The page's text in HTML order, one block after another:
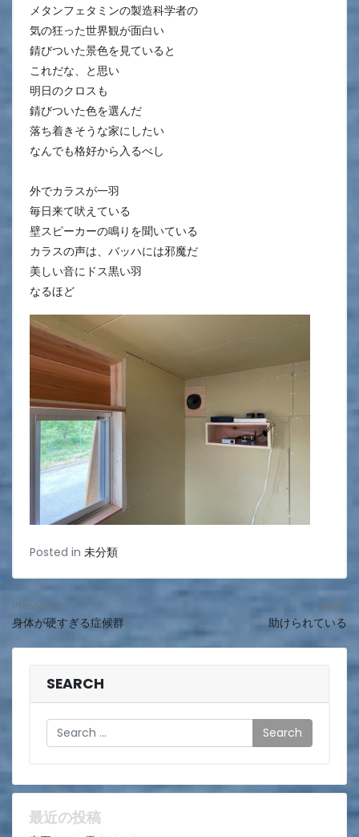
メタンフェタミンの製造科学者の
気の狂った世界観が面白い
錆びついた景色を見ていると
これだな、と思い
明日のクロスも
錆びついた色を選んだ
落ち着きそうな家にしたい
なんでも格好から入るべし
外でカラスが一羽
毎日来て吠えている
壁スピーカーの鳴りを聞いている
カラスの声は、バッハには邪魔だ
美しい音にドス黒い羽
なるほど
Posted in 未分類
投
稿
シ
ョ
ン
Previous:
身体が硬すぎる症候群
Next:
助けられている
SEARCH
Search
最近の投稿